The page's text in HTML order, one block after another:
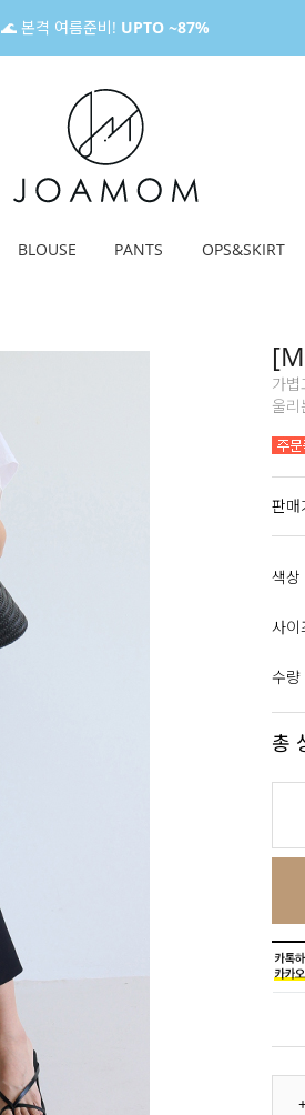
🌊 본격 여름준비! UPTO ~87%
BLOUSE PANTS OPS&SKIRT
가
울
판매
색상
사이
수량
총